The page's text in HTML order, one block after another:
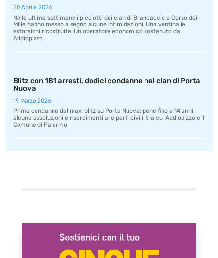
20 Aprile 2026
Nelle ultime settimane i picciotti dei clan di Brancaccio e Corso dei
Mille hanno messo a segno alcune intimidazioni. Una ventina le
estorsioni ricostruite. Un operatore economico sostenuto da
Addiopizzo
Blitz con 181 arresti, dodici condanne nel clan di Porta
Nuova
19 Marzo 2026
Prime condanne dal maxi blitz su Porta Nuova: pene fino a 14 anni,
alcune assoluzioni e risarcimenti alle parti civili, tra cui Addiopizzo e il
Comune di Palermo